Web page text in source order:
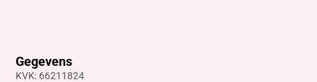
Gegevens
KVK: 66211824